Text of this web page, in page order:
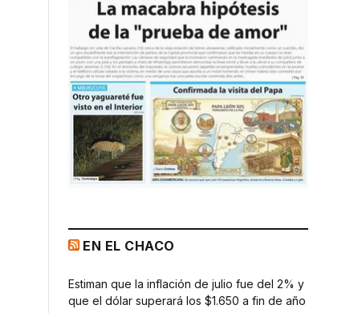
EN EL CHACO
Estiman que la inflación de julio fue del 2% y
que el dólar superará los $1.650 a fin de año